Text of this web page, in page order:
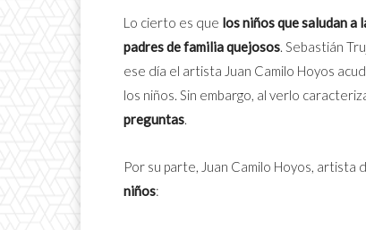
Lo cierto es que los niños que saludan a
padres de familia quejosos. Sebastián
ese día el artista Juan Camilo Hoyos
los niños. Sin embargo, al verlo
preguntas.
Por su parte, Juan Camilo Hoyos, artista
niños: